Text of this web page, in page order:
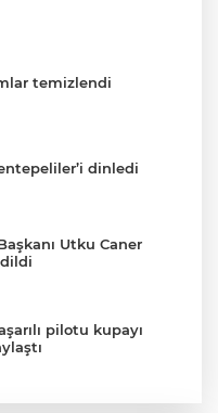
temizlendi
dinledi
Utku Caner
pilotu kupayı